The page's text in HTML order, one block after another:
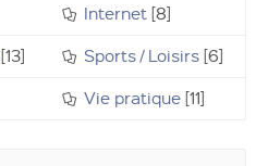
Internet [8]
[13] Sports / Loisirs [6]
Vie pratique [11]